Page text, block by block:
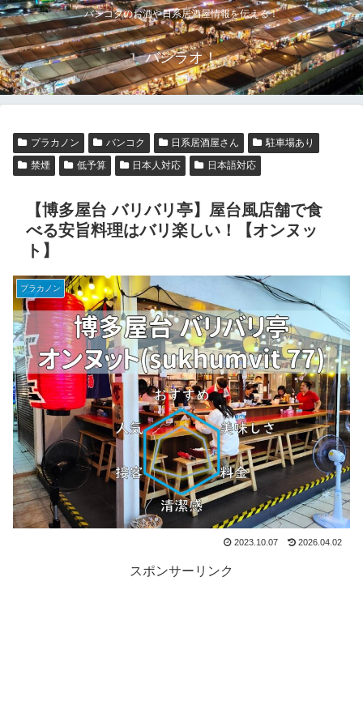
バンコクのお酒や日系居酒屋情報を伝える！
バンラオ！
プラカノン バンコク 日系居酒屋さん
駐車場あり
禁煙
低予算 日本人対応 日本語対応
【博多屋台 バリバリ亭】屋台風店舗で食
べる安旨料理はバリ楽しい！【オンヌッ
ト】
プラカノン
2023.10.07 2026.04.02
スポンサーリンク